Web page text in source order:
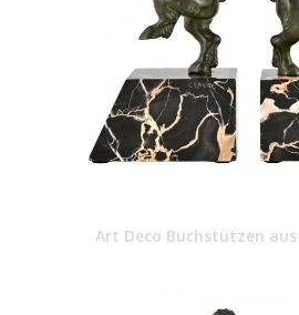
Art Deco Buchstützen aus